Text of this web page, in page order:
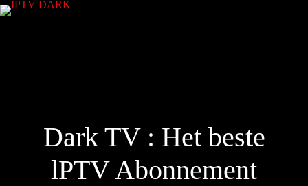
Dark TV : Het beste
lPTV Abonnement